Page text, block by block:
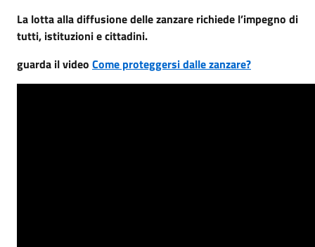
La lotta alla diffusione delle zanzare richiede l’impegno di
tutti, istituzioni e cittadini.
guarda il video Come proteggersi dalle zanzare?